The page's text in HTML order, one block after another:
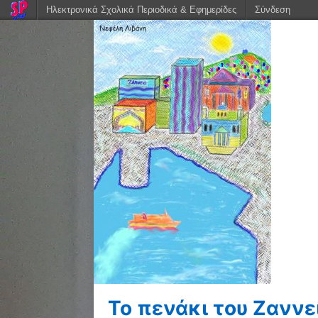
Το πενάκι του
Ηλεκτρονικά Σχολικά Περιοδικά & Εφημερίδες Σύνδεση